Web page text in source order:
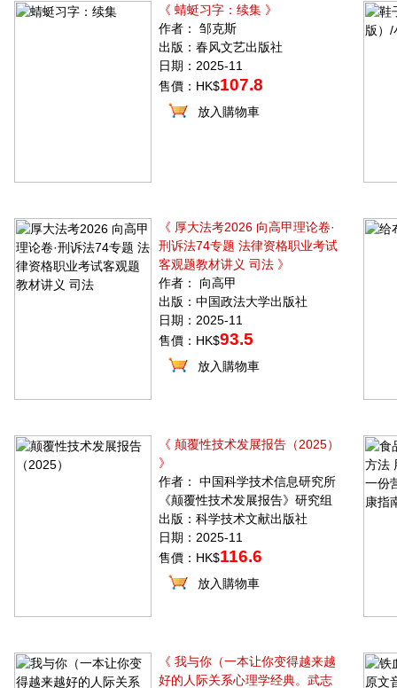
《 蜻蜓习字：续集 》
作者： 邹克斯
出版：春风文艺出版社
日期：2025-11
售價：HK$107.8
放入購物車
《 厚大法考2026 向高甲理论卷·
刑诉法74专题 法律资格职业考试
客观题教材讲义 司法 》
作者： 向高甲
出版：中国政法大学出版社
日期：2025-11
售價：HK$93.5
放入購物車
《 颠覆性技术发展报告（2025）
》
作者： 中国科学技术信息研究所
《颠覆性技术发展报告》研究组
出版：科学技术文献出版社
日期：2025-11
售價：HK$116.6
放入購物車
《 我与你（一本让你变得越来越
好的人际关系心理学经典。武志